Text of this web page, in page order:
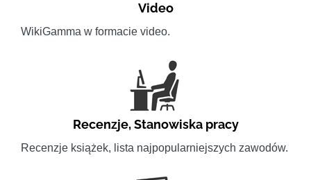
Video
WikiGamma w formacie video.
Recenzje,Stanowiska pracy
Recenzje książek, lista najpopularniejszych zawodów.